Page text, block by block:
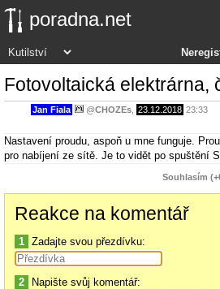
poradna.net
Fotovoltaická elektrárna,
Jan Fiala @CHOZEs 23.12.2018 23:33
Nastavení proudu, aspoň u mne funguje.
pro nabíjení ze sítě. Je to vidět po spuštění
Souhlasím
Reakce na komentář
1 Zadajte svou přezdívku:
2 Napište svůj komentář: